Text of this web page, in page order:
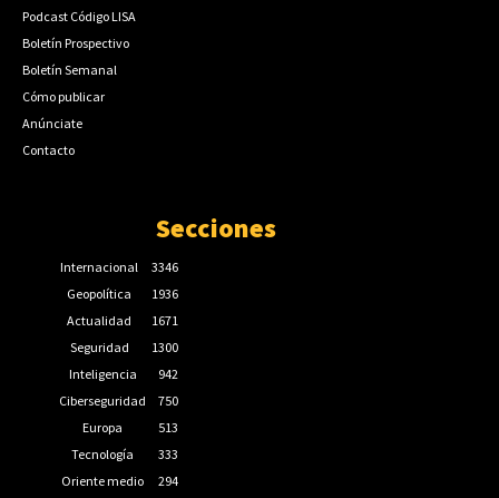
Podcast Código LISA
Boletín Prospectivo
Boletín Semanal
Cómo publicar
Anúnciate
Contacto
Secciones
Internacional
3346
Geopolítica
1936
Actualidad
1671
Seguridad
1300
Inteligencia
942
Ciberseguridad
750
Europa
513
Tecnología
333
Oriente medio
294